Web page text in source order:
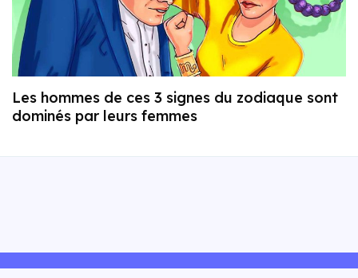
Les hommes de ces 3 signes du zodiaque sont
dominés par leurs femmes